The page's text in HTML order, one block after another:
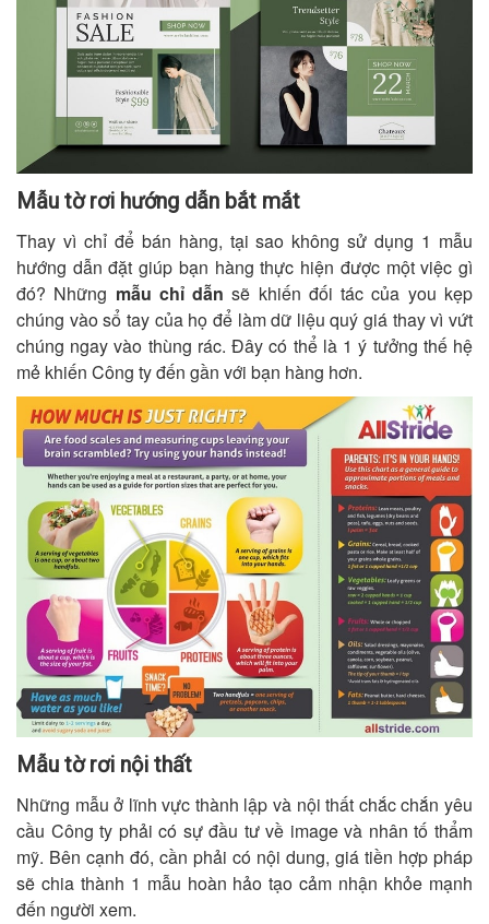
Mẫu tờ rơi hướng dẫn bắt mắt
Thay vì chỉ để bán hàng, tại sao không sử dụng 1 mẫu
hướng dẫn đặt giúp bạn hàng thực hiện được một việc gì
đó? Những mẫu chỉ dẫn sẽ khiến đối tác của you kẹp
chúng vào sổ tay của họ để làm dữ liệu quý giá thay vì vứt
chúng ngay vào thùng rác. Đây có thể là 1 ý tưởng thế hệ
mẻ khiến Công ty đến gần với bạn hàng hơn.
Mẫu tờ rơi nội thất
Những mẫu ở lĩnh vực thành lập và nội thất chắc chắn yêu
cầu Công ty phải có sự đầu tư về image và nhân tố thẩm
mỹ. Bên cạnh đó, cần phải có nội dung, giá tiền hợp pháp
sẽ chia thành 1 mẫu hoàn hảo tạo cảm nhận khỏe mạnh
đến người xem.